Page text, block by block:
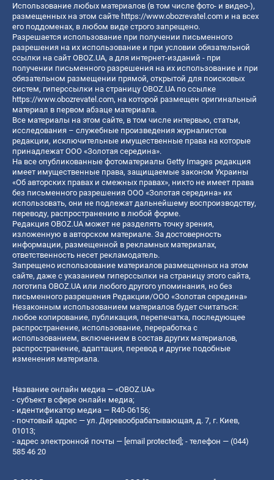
Использование любых материалов (в том числе фото- и видео-),
размещенных на этом сайте https://www.obozrevatel.com и на всех
его поддоменах, в любом виде строго запрещено.
Разрешается использование при получении письменного
разрешения на их использование и при условии обязательной
ссылки на сайт OBOZ.UA, а для интернет-изданий - при
получении письменного разрешения на их использование и при
обязательном размещении прямой, открытой для поисковых
систем, гиперссылки на страницу OBOZ.UA по ссылке
https://www.obozrevatel.com, на которой размещен оригинальный
материал в первом абзаце материала.
Все материалы на этом сайте, в том числе интервью, статьи,
исследования – служебные произведения журналистов
редакции, исключительные имущественные права на которые
принадлежат ООО «Золотая середина».
На все опубликованные фотоматериалы Getty Images редакция
имеет имущественные права, защищаемые законом Украины
«Об авторских правах и смежных правах», никто не имеет права
без письменного разрешения ООО «Золотая середина» их
использовать, они не подлежат дальнейшему воспроизводству,
переводу, распространению в любой форме.
Редакция OBOZ.UA может не разделять точку зрения,
изложенную в авторском материале. За достоверность
информации, размещенной в рекламных материалах,
ответственность несет рекламодатель.
Запрещено использование материалов размещенных на этом
сайте, даже с указанием гиперссылки на страницу этого сайта,
логотипа OBOZ.UA или любого другого упоминания, но без
письменного разрешения Редакции/ООО «Золотая середина»
Незаконным использованием материалов будет считаться:
любое копирование, публикация, перепечатка, последующее
распространение, использование, переработка с
использованием, включением в состав других материалов,
распространение, адаптация, перевод и другие подобные
изменения материала.
Название онлайн медиа — «OBOZ.UA»
- субъект в сфере онлайн медиа;
- идентификатор медиа — R40-06156;
- почтовый адрес — ул. Деревообрабатывающая, д. 7, г. Киев,
01013;
- адрес электронной почты — [email protected]; - телефон — (044)
585 46 20